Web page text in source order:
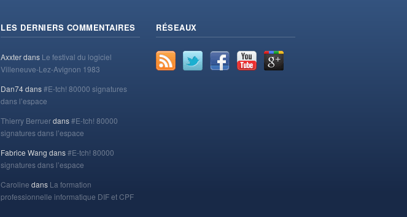
LES DERNIERS COMMENTAIRES
Axxterdans Le festival du logiciel
Villeneuve-Lez-Avignon 1983
Dan74dans#E-tch! 80000 signatures
dans l’espace
Thierry Berruerdans#E-tch! 80000
signatures dans l’espace
Fabrice Wang dans#E-tch! 80000
signatures dans l’espace
Caroline dans La formation
professionnelle informatique DIF et CPF
RÉSEAUX